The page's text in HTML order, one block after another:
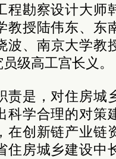
程勘察设计大师
教授陆伟东、东
波、南京大学教
级高工宫长义。
责是，对住房城
科学合理的对策
在创新链产业链
住房城乡建设中